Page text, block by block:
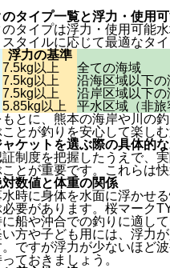
タイプ一覧と浮力・使用
タイプは浮力・使用可能
タイルに応じて最適なタ
浮力の基準
7.5kg以上 全ての海域
7.5kg以上 沿海区域以下の
7.5kg以上 沿岸区域以下の
5.85kg以上 平水区域（非旅
もとに、熊本の海岸や川の
とが釣りを安心して楽しむ
ケットを選ぶ際の具体的
制度を把握したうえで、
ことが重要です。これらは
数値と体重の関係
時に身体を水面に浮かせ
必要があります。桜マーク
船や沖合での釣りに適して
方や子ども用には、浮力
ですが浮力が少ないほど
ておきましょう。